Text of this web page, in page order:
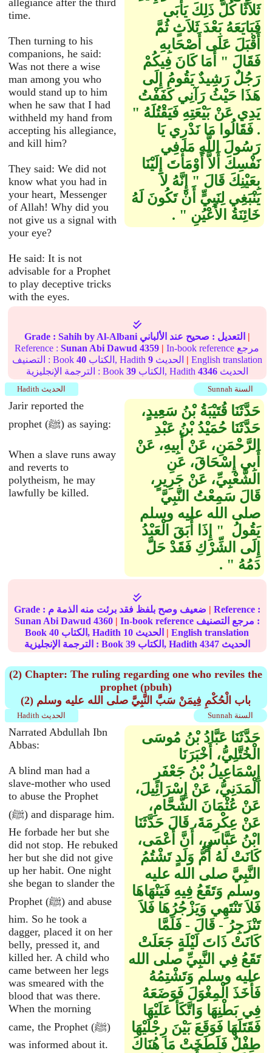
allegiance after the third
time.
Then turning to his
companions, he said:
Was not there a wise
man among you who
would stand up to him
when he saw that I had
withheld my hand from
accepting his allegiance,
and kill him?
They said: We did not
know what you had in
your heart, Messenger
of Allah! Why did you
not give us a signal with
your eye?
He said: It is not
advisable for a Prophet
to play deceptive tricks
with the eyes.
ثَلاَثًا كُلُّ ذَلِكَ يَأْبَى
فَبَايَعَهُ بَعْدَ ثَلاَثٍ ثُمَّ
أَقْبَلَ عَلَى أَصْحَابِهِ
فَقَالَ ‏"‏ أَمَا كَانَ فِيكُمْ
رَجُلٌ رَشِيدٌ يَقُومُ إِلَى
هَذَا حَيْثُ رَآنِي كَفَفْتُ
يَدِي عَنْ بَيْعَتِهِ فَيَقْتُلَهُ ‏"‏
‏.‏ فَقَالُوا مَا نَدْرِي يَا
رَسُولَ اللَّهِ مَا فِي
نَفْسِكَ أَلاَّ أَوْمَأْتَ إِلَيْنَا
بِعَيْنِكَ قَالَ ‏"‏ إِنَّهُ لاَ
يَنْبَغِي لِنَبِيٍّ أَنْ تَكُونَ لَهُ
خَائِنَةُ الأَعْيُنِ ‏"‏ ‏.‏
Grade : Sahih by Al-Albani التعديل : صحيح عند الألباني
|
Reference :Sunan Abi Dawud 4359 | In-book reference مرجع
التصنيف : Book 40 الكتاب, Hadith 9 | English translation
الترجمة الإنجليزية : Book 39 الكتاب, Hadith 4346 الحديث
Sunnah السنة Hadith الحديث
Jarir reported the
prophet (ﷺ) as saying:
When a slave runs away
and reverts to
polytheism, he may
lawfully be killed.
حَدَّثَنَا قُتَيْبَةُ بْنُ سَعِيدٍ،
حَدَّثَنَا حُمَيْدُ بْنُ عَبْدِ
الرَّحْمَنِ، عَنْ أَبِيهِ، عَنْ
أَبِي إِسْحَاقَ، عَنِ
الشَّعْبِيِّ، عَنْ جَرِيرٍ،
قَالَ سَمِعْتُ النَّبِيَّ
صلى الله عليه وسلم
يَقُولُ ‏ "‏ إِذَا أَبَقَ الْعَبْدُ
إِلَى الشِّرْكِ فَقَدْ حَلَّ
دَمُهُ ‏"‏ ‏.‏
| Reference :
Sunan Abi Dawud 4360 | In-book reference مرجع التصنيف :
Book40 الكتاب, Hadith 10 | English translation
الترجمة الإنجليزية : Book 39 الكتاب, Hadith 4347 الحديث
(2) Chapter: The ruling regarding one who reviles the
prophet (pbuh)
(2) باب الْحُكْمِ فِيمَنْ سَبَّ النَّبِيَّ صلى الله عليه وسلم
Sunnah السنة Hadith الحديث
Narrated Abdullah Ibn
Abbas:
A blind man had a
slave-mother who used
to abuse the Prophet
(ﷺ) and disparage him.
He forbade her but she
did not stop. He rebuked
her but she did not give
up her habit. One night
she began to slander the
Prophet (ﷺ) and abuse
him. So he took a
dagger, placed it on her
belly, pressed it, and
killed her. A child who
came between her legs
was smeared with the
blood that was there.
When the morning
came, the Prophet (ﷺ)
was informed about it.
حَدَّثَنَا عَبَّادُ بْنُ مُوسَى
الْخُتَّلِيُّ، أَخْبَرَنَا
إِسْمَاعِيلُ بْنُ جَعْفَرٍ
الْمَدَنِيُّ، عَنْ إِسْرَائِيلَ،
عَنْ عُثْمَانَ الشَّحَّامِ،
عَنْ عِكْرِمَةَ، قَالَ حَدَّثَنَا
ابْنُ عَبَّاسٍ، أَنَّ أَعْمَى،
كَانَتْ لَهُ أُمُّ وَلَدٍ تَشْتُمُ
النَّبِيَّ صلى الله عليه
وسلم وَتَقَعُ فِيهِ فَيَنْهَاهَا
فَلاَ تَنْتَهِي وَيَزْجُرُهَا فَلاَ
تَنْزَجِرُ - قَالَ - فَلَمَّا
كَانَتْ ذَاتَ لَيْلَةٍ جَعَلَتْ
تَقَعُ فِي النَّبِيِّ صلى الله
عليه وسلم وَتَشْتِمُهُ
فَأَخَذَ الْمِغْوَلَ فَوَضَعَهُ
فِي بَطْنِهَا وَاتَّكَأَ عَلَيْهَا
فَقَتَلَهَا فَوَقَعَ بَيْنَ رِجْلَيْهَا
طِفْلٌ فَلَطَخَتْ مَا هُنَاكَ